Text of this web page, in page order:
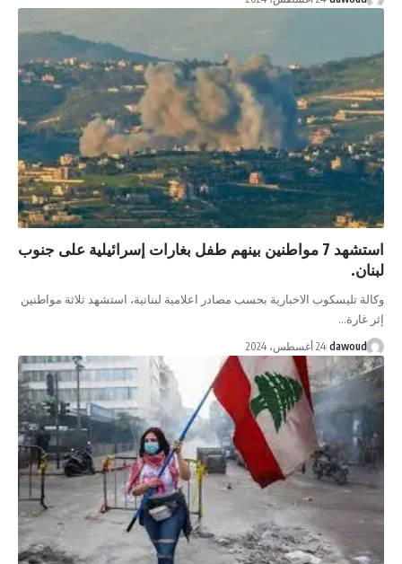
استشهد 7 مواطنين بينهم طفل بغارات إسرائيلية على جنوب
لبنان.
وكالة تليسكوب الاخبارية بحسب مصادر اعلامية لبنانية، استشهد ثلاثة مواطنين
إثر غارة…
dawoud 24 أغسطس، 2024